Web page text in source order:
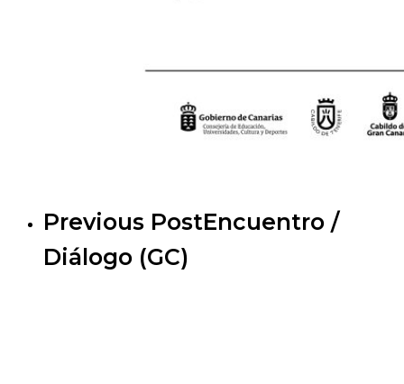
Previous PostEncuentro /
Diálogo (GC)